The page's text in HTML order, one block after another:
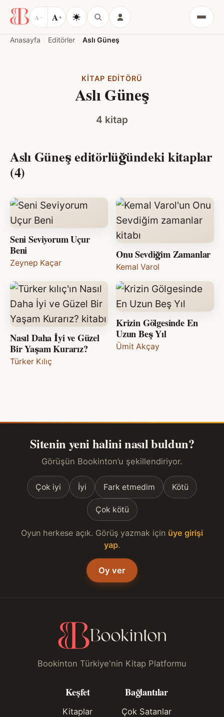
A − A+
Menü
Anasayfa Editörler Aslı Güneş
KITAP EDITÖRÜ
Aslı Güneş
4 kitap
Aslı Güneş editörlüğündeki kitaplar
(4)
Seni Seviyorum Uçur
Beni
Zeynep Kaçar
Onu Sevdiğim Zamanlar
Kemal Varol
Nasıl Daha İyi ve Güzel
Bir Yaşam Kurarız?
Türker Kılıç
Krizin Gölgesinde En
Uzun Beş Yıl
Ümit Akçay
Sitenin yeni halini nasıl buldun?
Görüşün Bookinton’u şekillendiriyor.
Çok iyi İyi Fark etmedim Kötü
Çok kötü
Oyun herkese açık. Görüş yazmak için üye girişi
yap.
Oy ver
Bookinton Türkiye'nin Kitap Platformu
Keşfet
Kitaplar
Bağlantılar
Çok Satanlar